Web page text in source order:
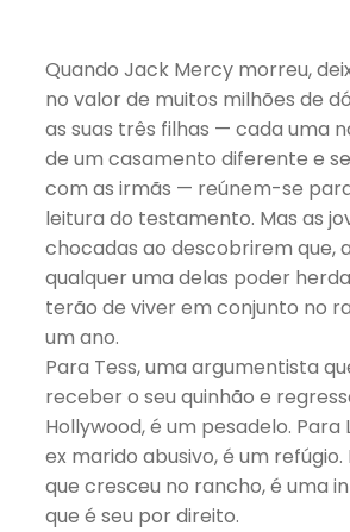
Quando Jack Mercy morreu,
no valor de muitos milhões de
as suas três filhas — cada uma
de um casamento diferente e
com as irmãs — reúnem-se
leitura do testamento. Mas as
chocadas ao descobrirem que,
qualquer uma delas poder
terão de viver em conjunto no
um ano.
Para Tess, uma argumentista
receber o seu quinhão e
Hollywood, é um pesadelo. Para
ex marido abusivo, é um refúgio.
que cresceu no rancho, é uma
que é seu por direito.